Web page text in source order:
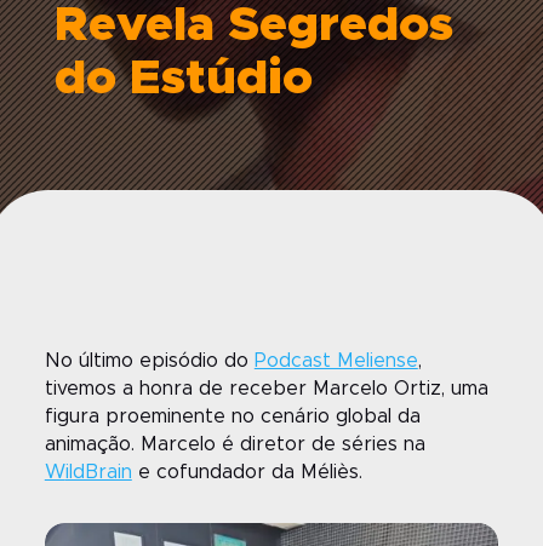
Revela Segredos
do Estúdio
No último episódio do Podcast M eliense,
tivemos a honra de receber Marcelo Ortiz, uma
figura proeminente no cenário global da
animação. Marcelo é diretor de séries na
WildBrain e cofundador da Méliès.